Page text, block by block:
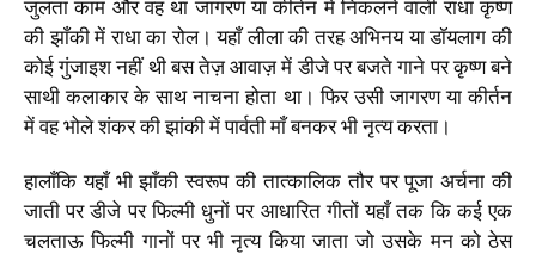
जुलता काम और वह था जागरण या कीर्तन में निकलने वाली राधा कृष्ण
की झाँकी में राधा का रोल। यहाँ लीला की तरह अभिनय या डॉयलाग की
कोई गुंजाइश नहीं थी बस तेज़ आवाज़ में डीजे पर बजते गाने पर कृष्ण बने
साथी कलाकार के साथ नाचना होता था। फिर उसी जागरण या कीर्तन
में वह भोले शंकर की झांकी में पार्वती माँ बनकर भी नृत्य करता।
हालाँकि यहाँ भी झाँकी स्वरूप की तात्कालिक तौर पर पूजा अर्चना की
जाती पर डीजे पर फिल्मी धुनों पर आधारित गीतों यहाँ तक कि कई एक
चलताऊ फिल्मी गानों पर भी नृत्य किया जाता जो उसके मन को ठेस